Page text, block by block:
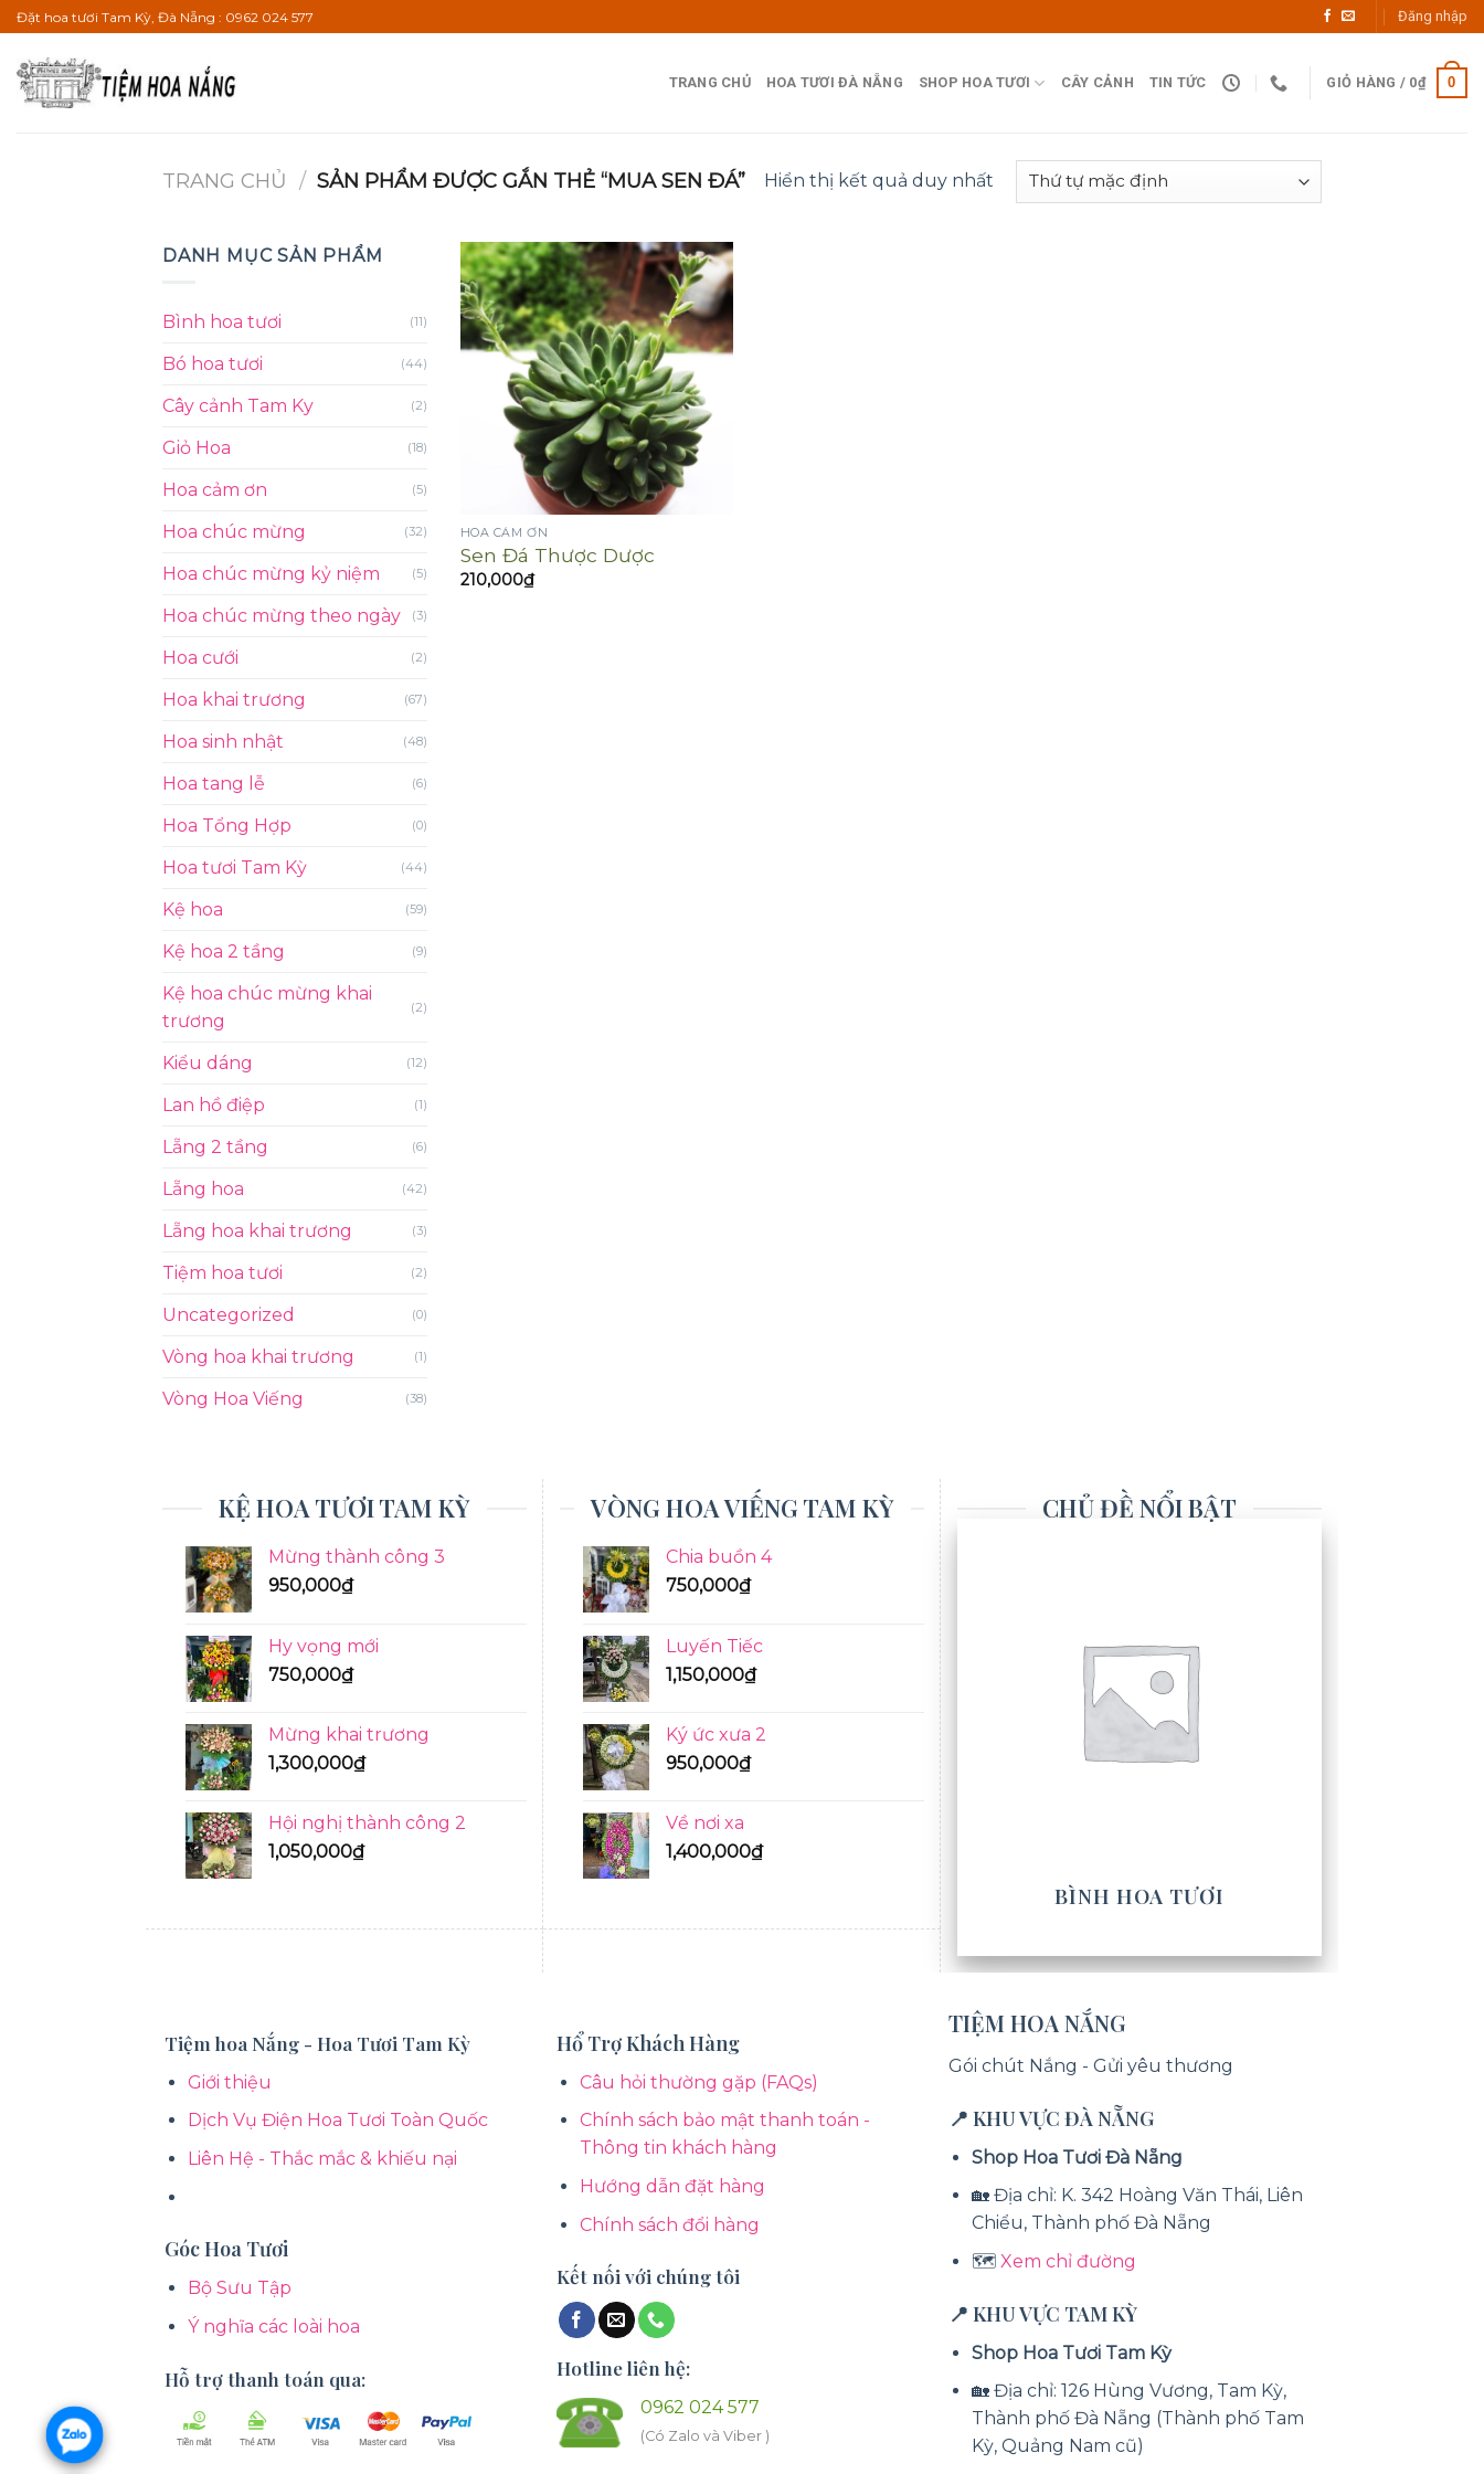
Bỏ
qua
nội
dung
Đặt hoa tươi Tam Kỳ, Đà Nẵng : 0962 024 577 Đăng nhập
TRANG CHỦ HOA TƯƠI ĐÀ NẴNG SHOP HOA TƯƠI CÂY CẢNH TIN TỨC GIỎ HÀNG / 0₫ 0
TRANG CHỦ / SẢN PHẨM ĐƯỢC GẮN THẺ “MUA SEN ĐÁ” Hiển thị kết quả duy nhất
DANH MỤC SẢN PHẨM
Bình hoa tươi (11)
Bó hoa tươi (44)
Cây cảnh Tam Ky (2)
Giỏ Hoa (18)
Hoa cảm ơn (5)
Hoa chúc mừng (32)
Hoa chúc mừng kỷ niệm (5)
Hoa chúc mừng theo ngày (3)
Hoa cưới (2)
Hoa khai trương (67)
Hoa sinh nhật (48)
Hoa tang lễ (6)
Hoa Tổng Hợp (0)
Hoa tươi Tam Kỳ (44)
Kệ hoa (59)
Kệ hoa 2 tầng (9)
Kệ hoa chúc mừng khai
trương
(2)
Kiểu dáng (12)
Lan hồ điệp (1)
Lẵng 2 tầng (6)
Lẵng hoa (42)
Lẵng hoa khai trương (3)
Tiệm hoa tươi (2)
Uncategorized (0)
Vòng hoa khai trương (1)
Vòng Hoa Viếng (38)
HOA CẢM ƠN
Sen Đá Thược Dược
210,000₫
KỆ HOA TƯƠI TAM KỲ
Mừng thành công 3
950,000₫
Hy vọng mới
750,000₫
Mừng khai trương
1,300,000₫
Hội nghị thành công 2
1,050,000₫
VÒNG HOA VIẾNG TAM KỲ
Chia buồn 4
750,000₫
Luyến Tiếc
1,150,000₫
Ký ức xưa 2
950,000₫
Về nơi xa
1,400,000₫
CHỦ ĐỀ NỔI BẬT
BÌNH HOA TƯƠI
Tiệm hoa Nắng - Hoa Tươi Tam Kỳ
Giới thiệu
Dịch Vụ Điện Hoa Tươi Toàn Quốc
Liên Hệ - Thắc mắc & khiếu nại
Góc Hoa Tươi
Bộ Sưu Tập
Ý nghĩa các loài hoa
Hỗ trợ thanh toán qua:
Hổ Trợ Khách Hàng
Câu hỏi thường gặp (FAQs)
Chính sách bảo mật thanh toán -
Thông tin khách hàng
Hướng dẫn đặt hàng
Chính sách đổi hàng
Kết nối với chúng tôi
Hotline liên hệ:
0962 024 577
(Có Zalo và Viber )
TIỆM HOA NẮNG
Gói chút Nắng - Gửi yêu thương
📍 KHU VỰC ĐÀ NẴNG
Shop Hoa Tươi Đà Nẵng
🏡 Địa chỉ: K. 342 Hoàng Văn Thái, Liên
Chiểu, Thành phố Đà Nẵng
🗺️ Xem chỉ đường
📍 KHU VỰC TAM KỲ
Shop Hoa Tươi Tam Kỳ
🏡 Địa chỉ: 126 Hùng Vương, Tam Kỳ,
Thành phố Đà Nẵng (Thành phố Tam
Kỳ, Quảng Nam cũ)